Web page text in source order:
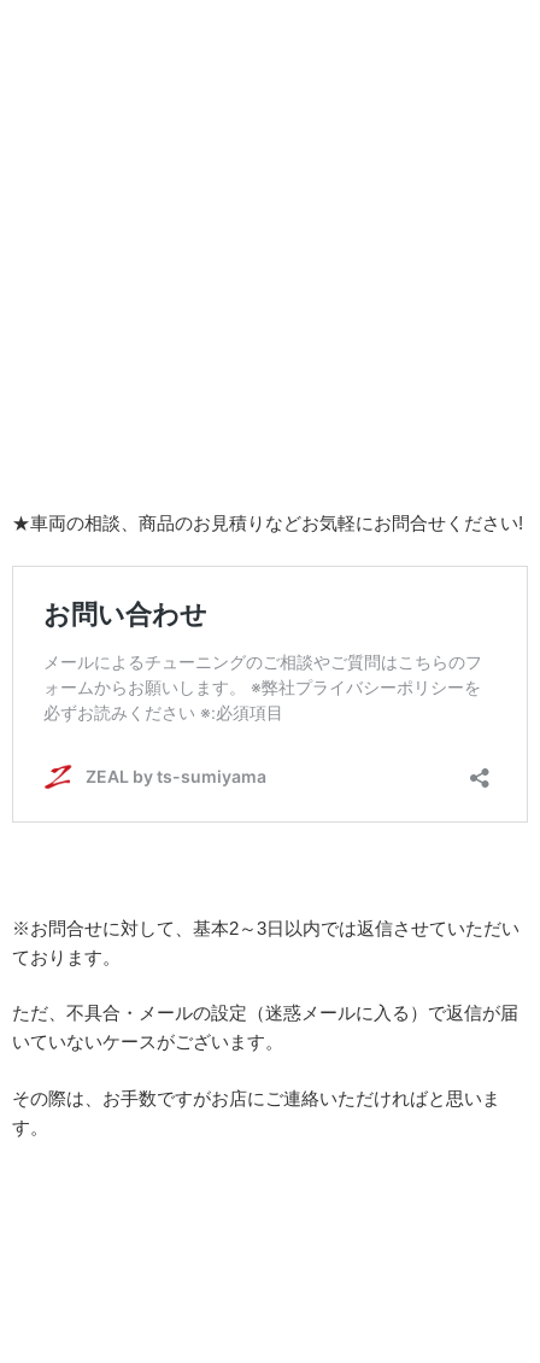
★車両の相談、商品のお見積りなどお気軽にお問合せください!
※お問合せに対して、基本2～3日以内では返信させていただい
ております。
ただ、不具合・メールの設定（迷惑メールに入る）で返信が届
いていないケースがございます。
その際は、お手数ですがお店にご連絡いただければと思いま
す。